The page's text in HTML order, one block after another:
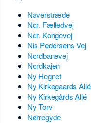
Naverstræde
Ndr. Fælledvej
Ndr. Kongevej
Nis Pedersens Vej
Nordbanevej
Nordkajen
Ny Hegnet
Ny Kirkegaards Allé
Ny Kirkegårds Allé
Ny Torv
Nørregyde